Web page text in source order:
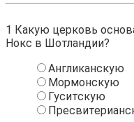
1 Какую церковь
Нокс в Шотландии?
Англиканскую
Мормонскую
Гуситскую